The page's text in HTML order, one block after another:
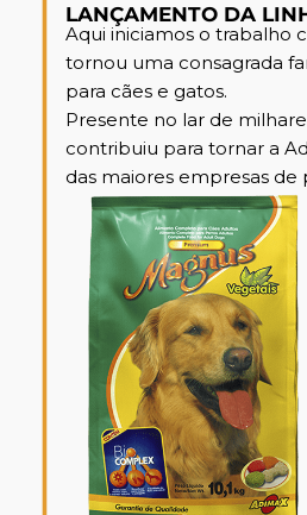
LANÇAMENTO DA
Aqui iniciamos o trabalho
tornou uma consagrada
para cães e gatos.
Presente no lar de
contribuiu para tornar a
das maiores empresas de